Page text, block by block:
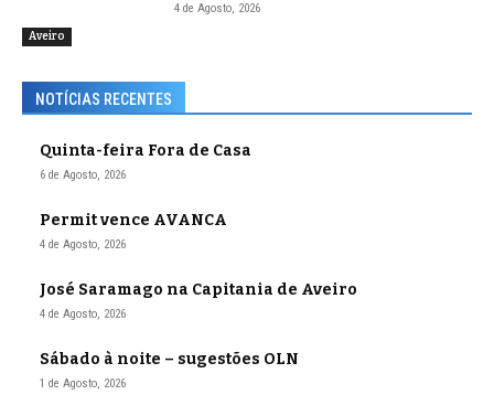
Aveiro
4 de Agosto, 2026
NOTÍCIAS RECENTES
Quinta-feira Fora de Casa
6 de Agosto, 2026
Permit vence AVANCA
4 de Agosto, 2026
José Saramago na Capitania de Aveiro
4 de Agosto, 2026
Sábado à noite – sugestões OLN
1 de Agosto, 2026